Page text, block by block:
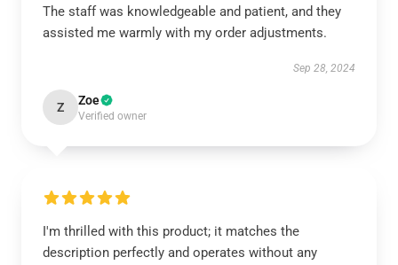
The staff was knowledgeable and patient, and they
assisted me warmly with my order adjustments.
Sep 28, 2024
Z Zoe
Verified owner
I'm thrilled with this product; it matches the
description perfectly and operates without any